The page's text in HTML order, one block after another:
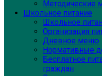
Методические
Школьное питание
Школьное
Организация
Дневное меню
Нормативные
Бесплатное
граждан